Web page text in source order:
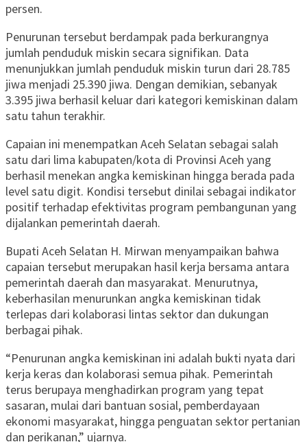
persen.
Penurunan tersebut berdampak pada berkurangnya
jumlah penduduk miskin secara signifikan. Data
menunjukkan jumlah penduduk miskin turun dari 28.785
jiwa menjadi 25.390 jiwa. Dengan demikian, sebanyak
3.395 jiwa berhasil keluar dari kategori kemiskinan dalam
satu tahun terakhir.
Capaian ini menempatkan Aceh Selatan sebagai salah
satu dari lima kabupaten/kota di Provinsi Aceh yang
berhasil menekan angka kemiskinan hingga berada pada
level satu digit. Kondisi tersebut dinilai sebagai indikator
positif terhadap efektivitas program pembangunan yang
dijalankan pemerintah daerah.
Bupati Aceh Selatan H. Mirwan menyampaikan bahwa
capaian tersebut merupakan hasil kerja bersama antara
pemerintah daerah dan masyarakat. Menurutnya,
keberhasilan menurunkan angka kemiskinan tidak
terlepas dari kolaborasi lintas sektor dan dukungan
berbagai pihak.
“Penurunan angka kemiskinan ini adalah bukti nyata dari
kerja keras dan kolaborasi semua pihak. Pemerintah
terus berupaya menghadirkan program yang tepat
sasaran, mulai dari bantuan sosial, pemberdayaan
ekonomi masyarakat, hingga penguatan sektor pertanian
dan perikanan,” ujarnya.